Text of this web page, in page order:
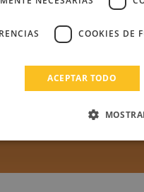
iniciar sesión
COOKIES DE
ACEPTAR TODO